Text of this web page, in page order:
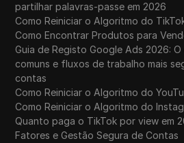
partilhar palavras-passe em 2026
Como Reiniciar o Algoritmo do
Como Encontrar Produtos para
Guia de Registo Google Ads 2026:
comuns e fluxos de trabalho mais
contas
Como Reiniciar o Algoritmo do
Como Reiniciar o Algoritmo do
Quanto paga o TikTok por view em
Fatores e Gestão Segura de Contas